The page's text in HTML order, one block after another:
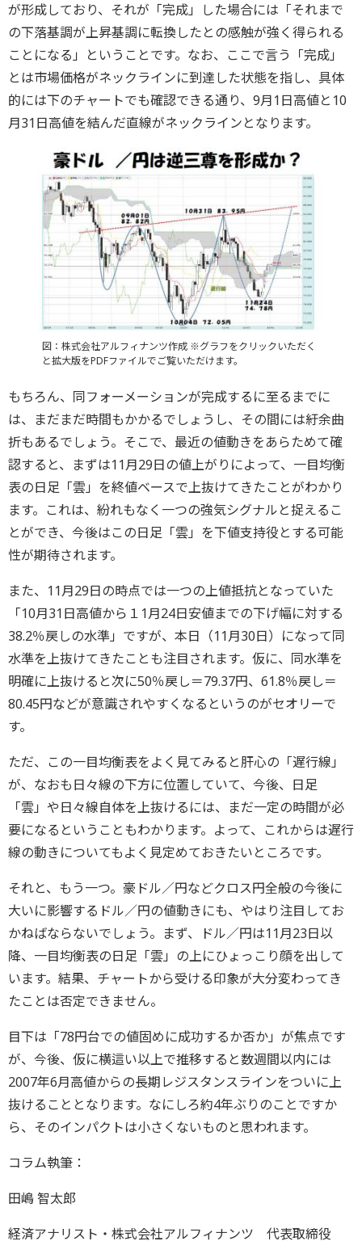
が形成しており、それが「完成」した場合には「それまで
の下落基調が上昇基調に転換したとの感触が強く得られる
ことになる」ということです。なお、ここで言う「完成」
とは市場価格がネックラインに到達した状態を指し、具体
的には下のチャートでも確認できる通り、9月1日高値と10
月31日高値を結んだ直線がネックラインとなります。
図：株式会社アルフィナンツ作成 ※グラフをクリックいただく
と拡大版をPDFファイルでご覧いただけます。
もちろん、同フォーメーションが完成するに至るまでに
は、まだまだ時間もかかるでしょうし、その間には紆余曲
折もあるでしょう。そこで、最近の値動きをあらためて確
認すると、まずは11月29日の値上がりによって、一目均衡
表の日足「雲」を終値ベースで上抜けてきたことがわかり
ます。これは、紛れもなく一つの強気シグナルと捉えるこ
とができ、今後はこの日足「雲」を下値支持役とする可能
性が期待されます。
また、11月29日の時点では一つの上値抵抗となっていた
「10月31日高値から１1月24日安値までの下げ幅に対する
38.2％戻しの水準」ですが、本日（11月30日）になって同
水準を上抜けてきたことも注目されます。仮に、同水準を
明確に上抜けると次に50％戻し＝79.37円、61.8％戻し＝
80.45円などが意識されやすくなるというのがセオリーで
す。
ただ、この一目均衡表をよく見てみると肝心の「遅行線」
が、なおも日々線の下方に位置していて、今後、日足
「雲」や日々線自体を上抜けるには、まだ一定の時間が必
要になるということもわかります。よって、これからは遅行
線の動きについてもよく見定めておきたいところです。
それと、もう一つ。豪ドル／円などクロス円全般の今後に
大いに影響するドル／円の値動きにも、やはり注目してお
かねばならないでしょう。まず、ドル／円は11月23日以
降、一目均衡表の日足「雲」の上にひょっこり顔を出して
います。結果、チャートから受ける印象が大分変わってき
たことは否定できません。
目下は「78円台での値固めに成功するか否か」が焦点です
が、今後、仮に横這い以上で推移すると数週間以内には
2007年6月高値からの長期レジスタンスラインをついに上
抜けることとなります。なにしろ約4年ぶりのことですか
ら、そのインパクトは小さくないものと思われます。
コラム執筆：
田嶋 智太郎
経済アナリスト・株式会社アルフィナンツ 代表取締役